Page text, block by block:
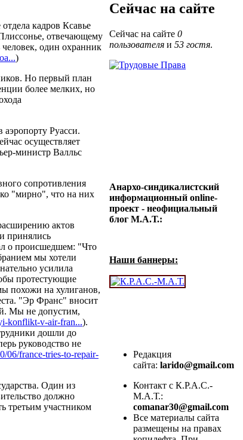
кадров Ксавье
отвечающему
человек, один охранник
)
Но первый план
более мелких, но
Руасси.
осуществляет
министр Валльс
сопротивления
"мирно", что на них
актов
принялись
о происшедшем: "Что
мы хотели
усилила
протестующие
похожи на хулиганов,
"Эр Франс" вносит
Мы не допустим,
konflikt-v-air-fran...).
дошли до
руководство не
06/france-tries-to-repair-
Один из
должно
третьим участником
Сейчас на сайте
Сейчас на сайте 0
пользователя и 53 гостя.
Анархо-синдикалистский
информационный online-
проект - неофициальный
блог М.А.Т.:
Наши баннеры:
Редакция
сайта: larido@gmail.com
Контакт с К.Р.А.С.-
М.А.Т.:
comanar30@gmail.com
Все материалы сайта
размещены на правах